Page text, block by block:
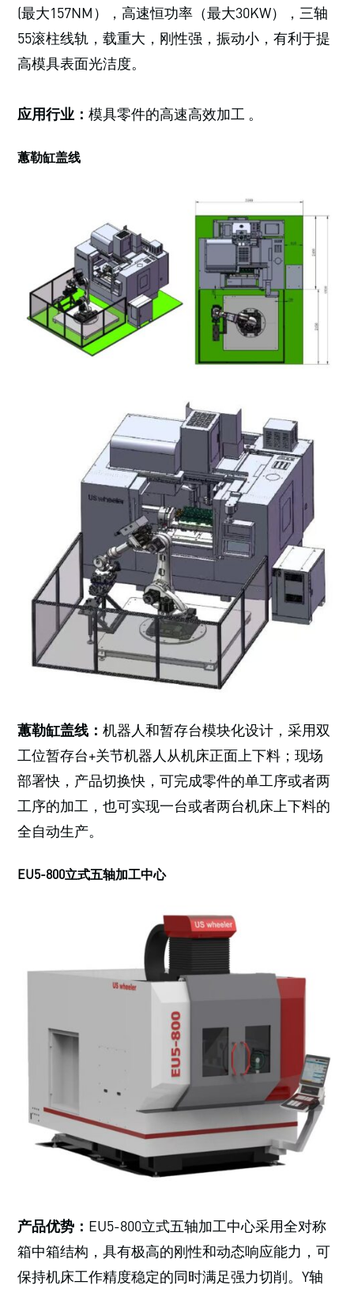
(最大157NM），高速恒功率（最大30KW），三轴
55滚柱线轨，载重大，刚性强，振动小，有利于提
高模具表面光洁度。
应用行业： 模具零件的高速高效加工 。
蕙勒缸盖线
蕙勒缸盖线： 机器人和暂存台模块化设计，采用双
工位暂存台+关节机器人从机床正面上下料；现场
部署快，产品切换快，可完成零件的单工序或者两
工序的加工，也可实现一台或者两台机床上下料的
全自动生产。
EU5-800立式五轴加工中心
产品优势： EU5-800立式五轴加工中心采用全对称
箱中箱结构，具有极高的刚性和动态响应能力，可
保持机床工作精度稳定的同时满足强力切削。Y轴